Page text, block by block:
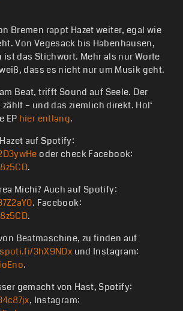
Bremen rappt Hazet weiter, egal wie
Von Vegesack bis Habenhausen,
ist das Stichwort. Mehr als nur Worte
dass es nicht nur um Musik geht.
Beat, trifft Sound auf Seele. Der
– und das ziemlich direkt. Hol‘
EP hier entlang.
auf Spotify:
oder check Facebook:
.
Michi? Auch auf Spotify:
. Facebook:
.
Beatmaschine, zu finden auf
3hX9NDx und Instagram:
.
gemacht von Hast, Spotify:
, Instagram: